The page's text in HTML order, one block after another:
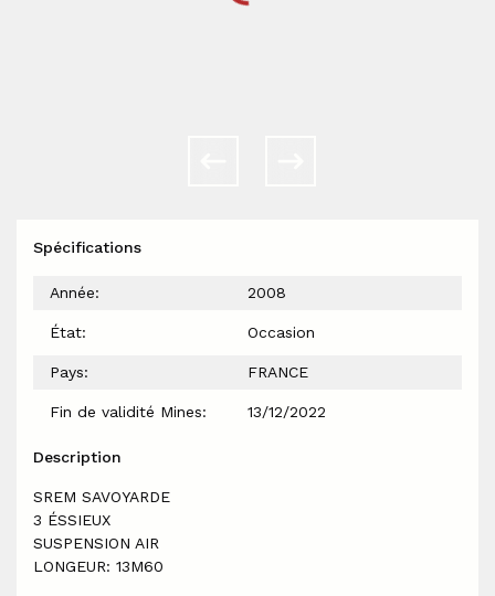
Spécifications
Année: 2008
État: Occasion
Pays: FRANCE
Fin de validité Mines: 13/12/2022
Description
SREM SAVOYARDE
3 ÉSSIEUX
SUSPENSION AIR
LONGEUR: 13M60